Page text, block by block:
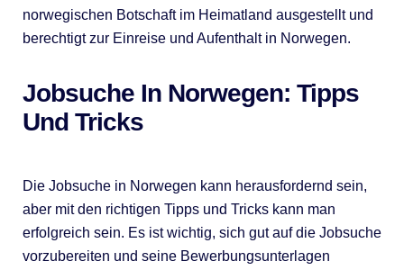
norwegischen Botschaft im Heimatland ausgestellt und
berechtigt zur Einreise und Aufenthalt in Norwegen.
Jobsuche In Norwegen: Tipps
Und Tricks
Die Jobsuche in Norwegen kann herausfordernd sein,
aber mit den richtigen Tipps und Tricks kann man
erfolgreich sein. Es ist wichtig, sich gut auf die Jobsuche
vorzubereiten und seine Bewerbungsunterlagen